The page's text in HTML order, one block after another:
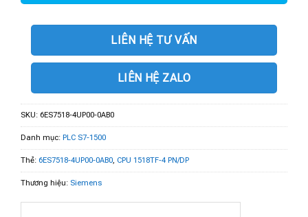
LIÊN HỆ TƯ VẤN
LIÊN HỆ ZALO
SKU: 6ES7518-4UP00-0AB0
Danh mục: PLC S7-1500
Thẻ: 6ES7518-4UP00-0AB0, CPU 1518TF-4 PN/DP
Thương hiệu: Siemens